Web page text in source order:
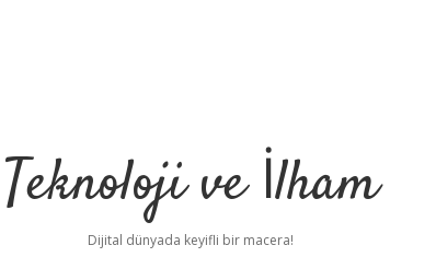
Teknoloji ve İlham
Dijital dünyada keyifli bir macera!